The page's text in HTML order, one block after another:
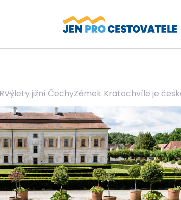
Výlety jižní ČechyZámek Kratochvíle je